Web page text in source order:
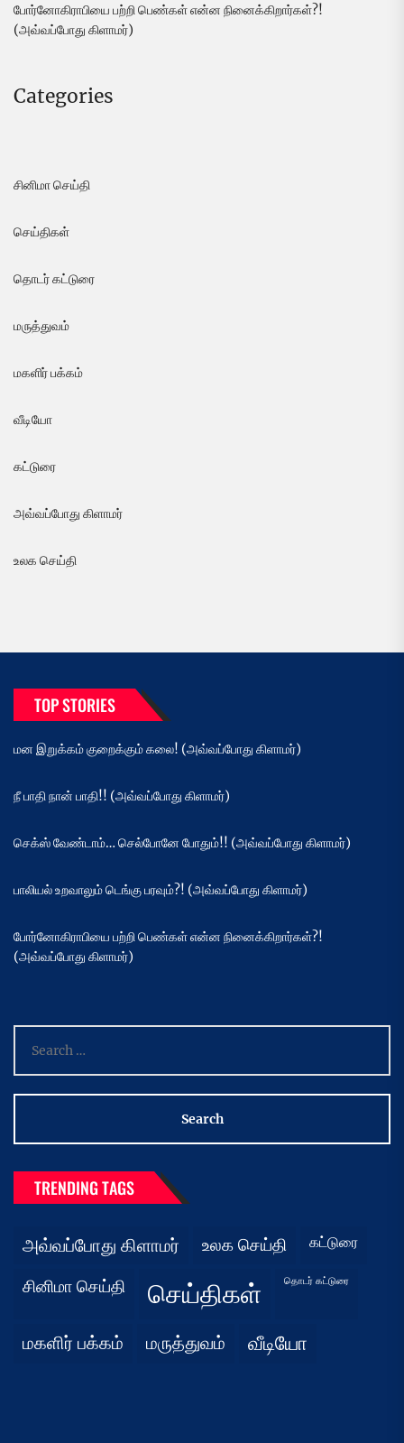
போர்னோகிராபியை பற்றி பெண்கள் என்ன நினைக்கிறார்கள்?!
(அவ்வப்போது கிளாமர்)
Categories
சினிமா செய்தி
செய்திகள்
தொடர் கட்டுரை
மருத்துவம்
மகளிர் பக்கம்
வீடியோ
கட்டுரை
அவ்வப்போது கிளாமர்
உலக செய்தி
TOP STORIES
மன இறுக்கம் குறைக்கும் கலை! (அவ்வப்போது கிளாமர்)
நீ பாதி நான் பாதி!! (அவ்வப்போது கிளாமர்)
செக்ஸ் வேண்டாம்… செல்போனே போதும்!! (அவ்வப்போது கிளாமர்)
பாலியல் உறவாலும் டெங்கு பரவும்?! (அவ்வப்போது கிளாமர்)
போர்னோகிராபியை பற்றி பெண்கள் என்ன நினைக்கிறார்கள்?!
(அவ்வப்போது கிளாமர்)
for:
TRENDING TAGS
அவ்வப்போது கிளாமர் உலக செய்தி கட்டுரை
சினிமா செய்தி செய்திகள் தொடர் கட்டுரை
மகளிர் பக்கம் மருத்துவம் வீடியோ